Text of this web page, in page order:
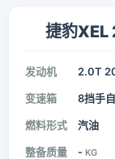
捷豹
发动机 2.0T
变速箱 8挡手
燃料形式 汽油
整备质量 - KG